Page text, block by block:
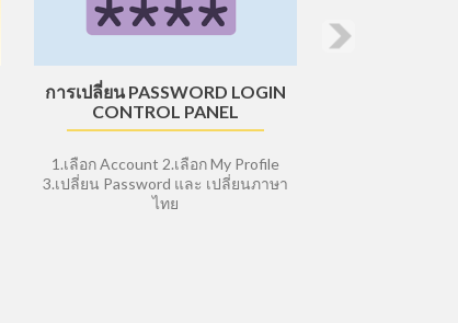
การเปลี่ยน PASSWORD LOGIN
CONTROL PANEL
1.เลือก Account 2.เลือก My Profile
3.เปลี่ยน Password และ เปลี่ยนภาษา
ไทย